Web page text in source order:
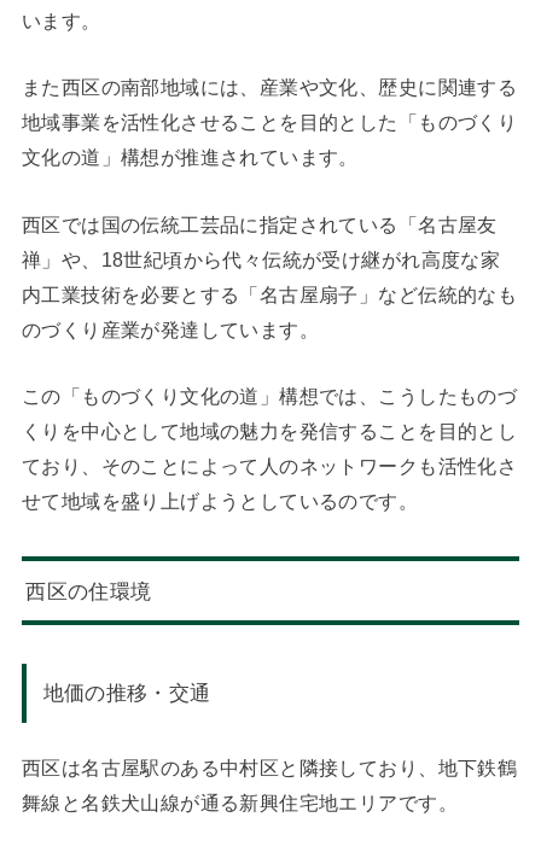
います。
また西区の南部地域には、産業や文化、歴史に関連する
地域事業を活性化させることを目的とした「ものづくり
文化の道」構想が推進されています。
西区では国の伝統工芸品に指定されている「名古屋友
禅」や、18世紀頃から代々伝統が受け継がれ高度な家
内工業技術を必要とする「名古屋扇子」など伝統的なも
のづくり産業が発達しています。
この「ものづくり文化の道」構想では、こうしたものづ
くりを中心として地域の魅力を発信することを目的とし
ており、そのことによって人のネットワークも活性化さ
せて地域を盛り上げようとしているのです。
西区の住環境
地価の推移・交通
西区は名古屋駅のある中村区と隣接しており、地下鉄鶴
舞線と名鉄犬山線が通る新興住宅地エリアです。